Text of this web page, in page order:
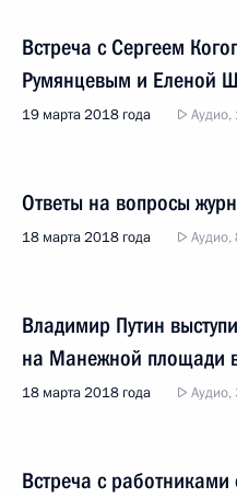
Встреча с Сергеем
Румянцевым и Еленой
19 марта 2018 года
Ответы на вопросы
18 марта 2018 года
Владимир Путин
на Манежной площади
18 марта 2018 года
Встреча с